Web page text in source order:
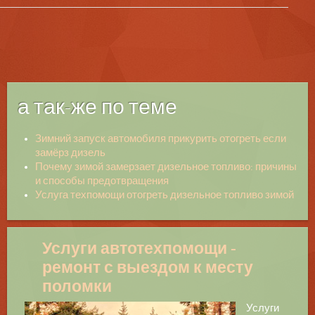
а так-же по теме
Зимний запуск автомобиля прикурить отогреть если
замёрз дизель
Почему зимой замерзает дизельное топливо: причины
и способы предотвращения
Услуга техпомощи отогреть дизельное топливо зимой
Услуги автотехпомощи -
ремонт с выездом к месту
поломки
Услуги